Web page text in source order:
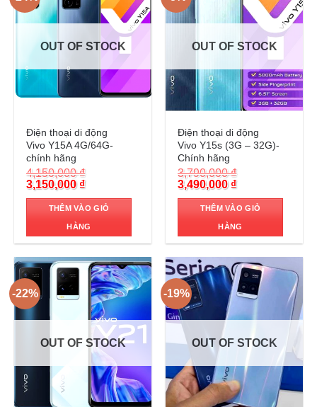
OUT OF STOCK
Điện thoại di động
Vivo Y15A 4G/64G-
chính hãng
4,150,000₫
Original
price
was:
3,150,000 ₫Current
is:
THÊM VÀO GIỎ
HÀNG
Trả góp 0%
OUT OF STOCK
Điện thoại di động
Vivo Y15s (3G – 32G)-
Chính hãng
3,790,000₫
Original
price
was:
3,490,000 ₫Current
is:
THÊM VÀO GIỎ
HÀNG
-22%
Trả góp 0%
OUT OF STOCK
-19%
Trả góp 0%
OUT OF STOCK